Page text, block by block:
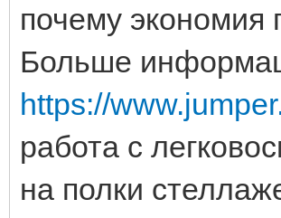
почему экономия
Больше
https://
работа с
на полки